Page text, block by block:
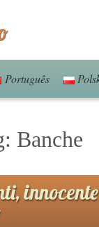
Português
Banche